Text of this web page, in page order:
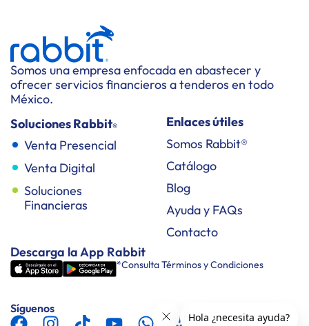
Somos una empresa enfocada en abastecer y
ofrecer servicios financieros a tenderos en todo
México.
Soluciones Rabbit®
Venta Presencial
Venta Digital
Soluciones
Financieras
Enlaces útiles
Somos Rabbit®
Catálogo
Blog
Ayuda y FAQs
Contacto
Descarga la App Rabbit
*Consulta Términos y Condiciones
Síguenos